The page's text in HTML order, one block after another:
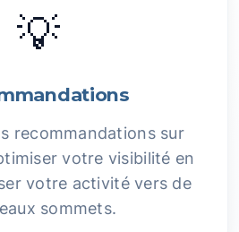
💡
recommandations sur
votre visibilité en
votre activité vers de
sommets.